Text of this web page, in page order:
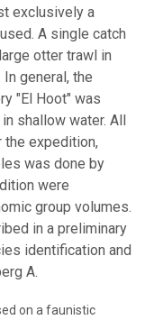
exclusively a
A single catch
otter trawl in
general, the
"El Hoot" was
shallow water. All
the expedition,
was done by
were
group volumes.
in a preliminary
identification and
A.
on a faunistic